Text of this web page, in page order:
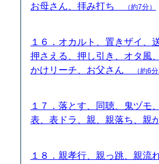
お母さん、拝み打ち
（約7分）
１６．オカルト、置きザイ、
押さえる、押し引き、オタ風
かけリーチ、お父さん
（約6
１７．落とす、同聴、鬼ヅモ
表、表ドラ、親、親落ち、親
１８．親孝行、親っ跳、親流